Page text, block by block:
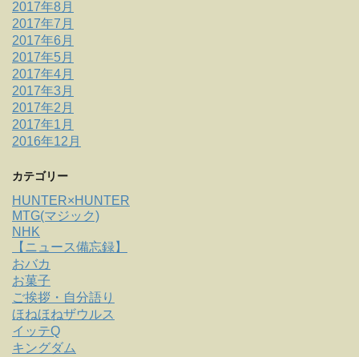
2017年8月
2017年7月
2017年6月
2017年5月
2017年4月
2017年3月
2017年2月
2017年1月
2016年12月
カテゴリー
HUNTER×HUNTER
MTG(マジック)
NHK
【ニュース備忘録】
おバカ
お菓子
ご挨拶・自分語り
ほねほねザウルス
イッテQ
キングダム